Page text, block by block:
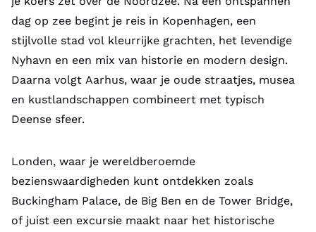
dag op zee begint je reis in Kopenhagen, een
stijlvolle stad vol kleurrijke grachten, het levendige
Nyhavn en een mix van historie en modern design.
Daarna volgt Aarhus, waar je oude straatjes, musea
en kustlandschappen combineert met typisch
Deense sfeer.
Londen, waar je wereldberoemde
bezienswaardigheden kunt ontdekken zoals
Buckingham Palace, de Big Ben en de Tower Bridge,
of juist een excursie maakt naar het historische